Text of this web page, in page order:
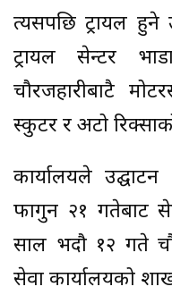
त्यसपछि ट्रायल
ट्रायल सेन्टर
चौरजहारीबाटै
स्कुटर र अटो
कार्यालयले
फागुन २१ गतेबाट
साल भदौ १२ गते
सेवा कार्यालयको